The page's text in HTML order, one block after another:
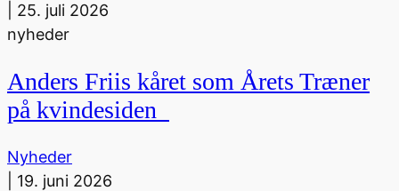
25. juli 2026
nyheder
Anders Friis kåret som Årets Træner
på kvindesiden
Nyheder
19. juni 2026